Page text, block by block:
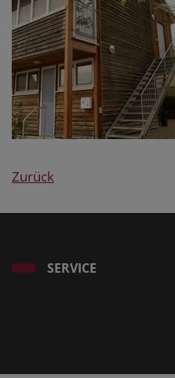
Zurück
SERVICE